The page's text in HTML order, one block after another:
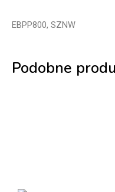
EBPP800, SZNW
Podobne